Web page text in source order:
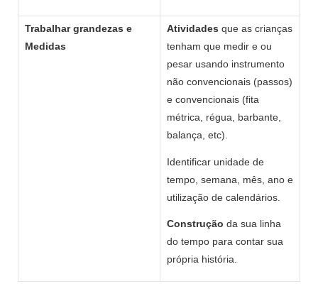
Trabalhar grandezas e
Medidas
Atividades que as crianças
tenham que medir e ou
pesar usando instrumento
não convencionais (passos)
e convencionais (fita
métrica, régua, barbante,
balança, etc).
Identificar unidade de
tempo, semana, mês, ano e
utilização de calendários.
Construção da sua linha
do tempo para contar sua
própria história.